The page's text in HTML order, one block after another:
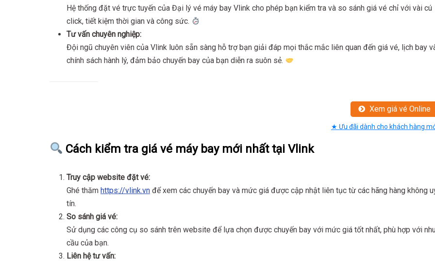
Hệ thống đặt vé trực tuyến của Đại lý vé máy bay Vlink cho phép bạn kiểm tra và so sánh giá vé chỉ với vài cú
click, tiết kiệm thời gian và công sức.
Tư vấn chuyên nghiệp:
Đội ngũ chuyên viên của Vlink luôn sẵn sàng hỗ trợ bạn giải đáp mọi thắc mắc liên quan đến giá vé, lịch bay
chính sách hành lý, đảm bảo chuyến bay của bạn diễn ra suôn sẻ.
Xem giá vé Online
★ Ưu đãi dành cho khách hàng
Cách kiểm tra giá vé máy bay mới nhất tại Vlink
Truy cập website đặt vé:
Ghé thăm https://vlink.vn để xem các chuyến bay và mức giá được cập nhật liên tục từ các hãng hàng không
tín.
So sánh giá vé:
Sử dụng các công cụ so sánh trên website để lựa chọn được chuyến bay với mức giá tốt nhất, phù hợp với
cầu của bạn.
Liên hệ tư vấn: